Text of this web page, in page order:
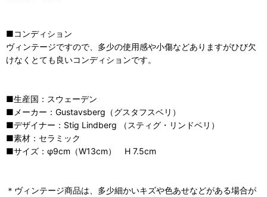
■コンディション
ヴィンテージですので、多少の使用感や小傷などありますがひび欠
けなくとても良いコンディションです。
■生産国：スウェーデン
■メーカー：Gustavsberg（グスタフスベリ）
■デザイナー：Stig Lindberg （スティグ・リンドベリ）
■素材：セラミック
■サイズ：φ9cm（W13cm） H 7.5cm
＊ヴィンテージ商品は、多少細かいキズや色あせなどがある場合が